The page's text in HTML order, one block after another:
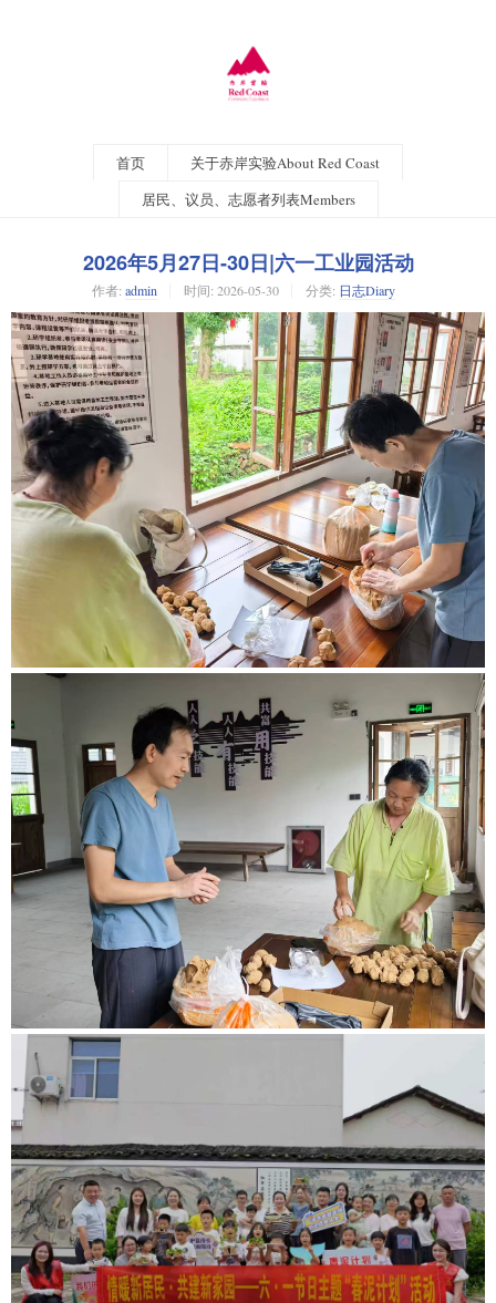
首页
关于赤岸实验About Red Coast
居民、议员、志愿者列表Members
2026年5月27日-30日|六一工业园活动
作者: admin 时间: 2026-05-30 分类: 日志Diary